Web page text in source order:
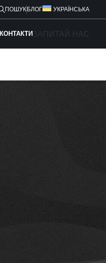
ПОШУК БЛОГ УКРАЇНСЬКА
КОНТАКТИ ЗАПИТАЙ НАС